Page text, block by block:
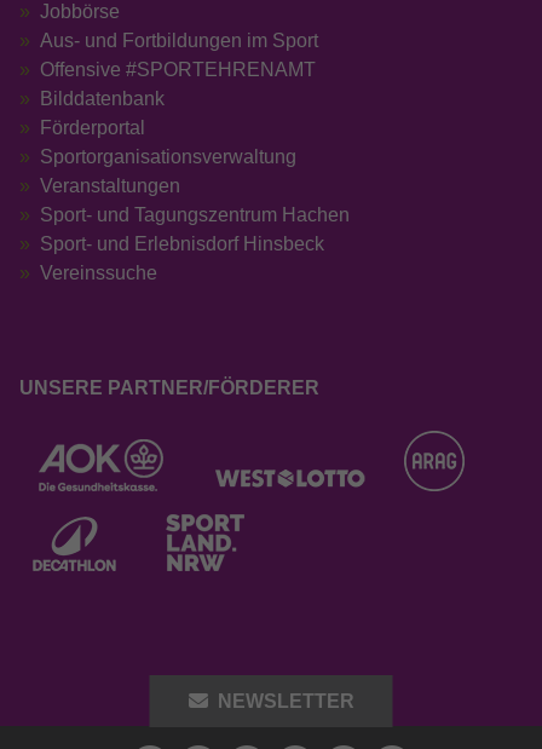
Jobbörse
Aus- und Fortbildungen im Sport
Offensive #SPORTEHRENAMT
Bilddatenbank
Förderportal
Sportorganisationsverwaltung
Veranstaltungen
Sport- und Tagungszentrum Hachen
Sport- und Erlebnisdorf Hinsbeck
Vereinssuche
UNSERE PARTNER/FÖRDERER
NEWSLETTER